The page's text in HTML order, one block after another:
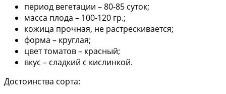
период вегетации – 80-85 суток;
масса плода – 100-120 гр.;
кожица прочная, не растрескивается;
форма – круглая;
цвет томатов – красный;
вкус – сладкий с кислинкой.
Достоинства сорта: